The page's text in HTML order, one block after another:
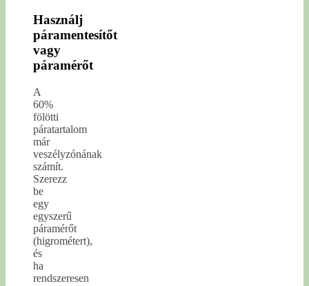
Használj
páramentesítőt
vagy
páramérőt
A
60%
fölötti
páratartalom
már
veszélyzónának
számít.
Szerezz
be
egy
egyszerű
páramérőt
(higrométert),
és
ha
rendszeresen